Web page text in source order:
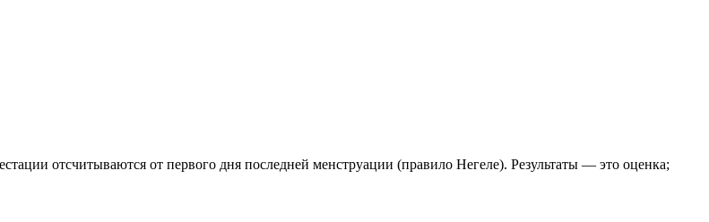
отсчитываются от первого дня последней менструации (правило Негеле). Результаты — это оценка;